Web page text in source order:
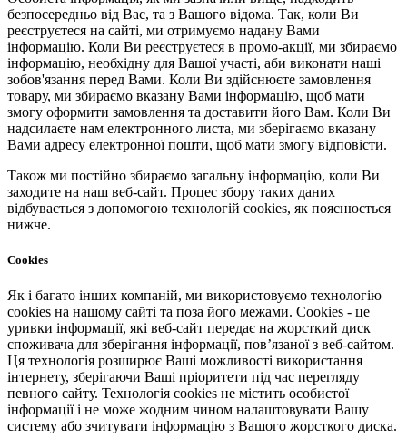
безпосередньо від Вас, та з Вашого відома. Так, коли Ви
реєструєтеся на сайті, ми отримуємо надану Вами
інформацію. Коли Ви реєструєтеся в промо-акції, ми збираємо
інформацію, необхідну для Вашої участі, аби виконати наші
зобов'язання перед Вами. Коли Ви здійснюєте замовлення
товару, ми збираємо вказану Вами інформацію, щоб мати
змогу оформити замовлення та доставити його Вам. Коли Ви
надсилаєте нам електронного листа, ми зберігаємо вказану
Вами адресу електронної пошти, щоб мати змогу відповісти.
Також ми постійно збираємо загальну інформацію, коли Ви
заходите на наш веб-сайт. Процес збору таких даних
відбувається з допомогою технологій cookies, як пояснюється
нижче.
Cookies
Як і багато інших компаній, ми використовуємо технологію
cookies на нашому сайті та поза його межами. Cookies - це
уривки інформації, які веб-сайт передає на жорсткий диск
споживача для зберігання інформації, пов’язаної з веб-сайтом.
Ця технологія розширює Ваші можливості використання
інтернету, зберігаючи Ваші пріоритети під час перегляду
певного сайту. Технологія cookies не містить особистої
інформації і не може жодним чином налаштовувати Вашу
систему або зчитувати інформацію з Вашого жорсткого диска.